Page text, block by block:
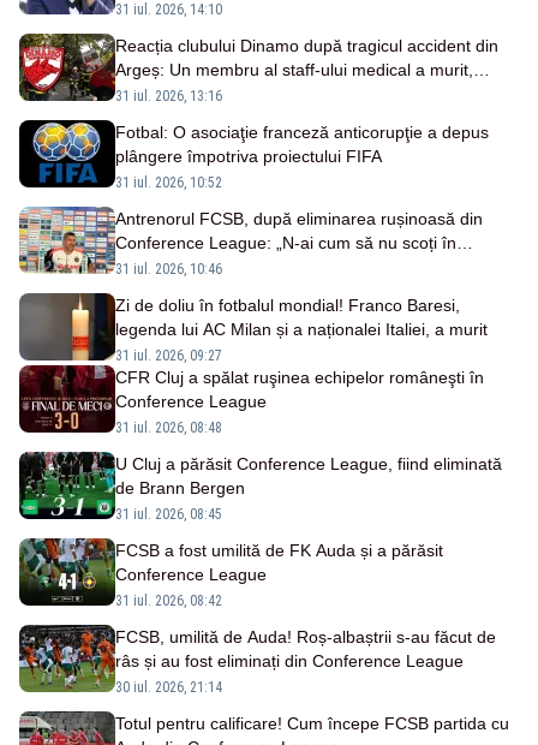
31 iul. 2026, 14:10
Reacția clubului Dinamo după tragicul accident din
Argeș: Un membru al staff-ului medical a murit,
antrenorul Adrian Ropotan este în spital
31 iul. 2026, 13:16
Fotbal: O asociaţie franceză anticorupţie a depus
plângere împotriva proiectului FIFA
31 iul. 2026, 10:52
Antrenorul FCSB, după eliminarea rușinoasă din
Conference League: „N-ai cum să nu scoți în
evidență și lucrurile bune”
31 iul. 2026, 10:46
Zi de doliu în fotbalul mondial! Franco Baresi,
legenda lui AC Milan și a naționalei Italiei, a murit
31 iul. 2026, 09:27
CFR Cluj a spălat ruşinea echipelor româneşti în
Conference League
31 iul. 2026, 08:48
U Cluj a părăsit Conference League, fiind eliminată
de Brann Bergen
31 iul. 2026, 08:45
FCSB a fost umilită de FK Auda și a părăsit
Conference League
31 iul. 2026, 08:42
FCSB, umilită de Auda! Roș-albaștrii s-au făcut de
râs și au fost eliminați din Conference League
30 iul. 2026, 21:14
Totul pentru calificare! Cum începe FCSB partida cu